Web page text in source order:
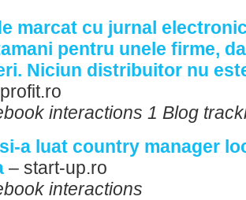
marcat cu jurnal
pentru unele firme,
Niciun distribuitor nu
interactions 1 Blog
a luat country manager
– start-up.ro
interactions